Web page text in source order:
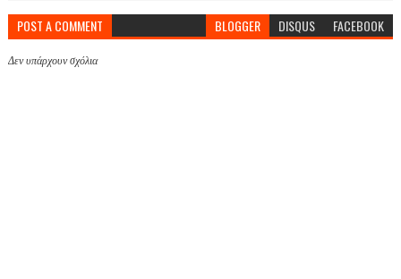
POST A COMMENT BLOGGER DISQUS FACEBOOK
Δεν υπάρχουν σχόλια